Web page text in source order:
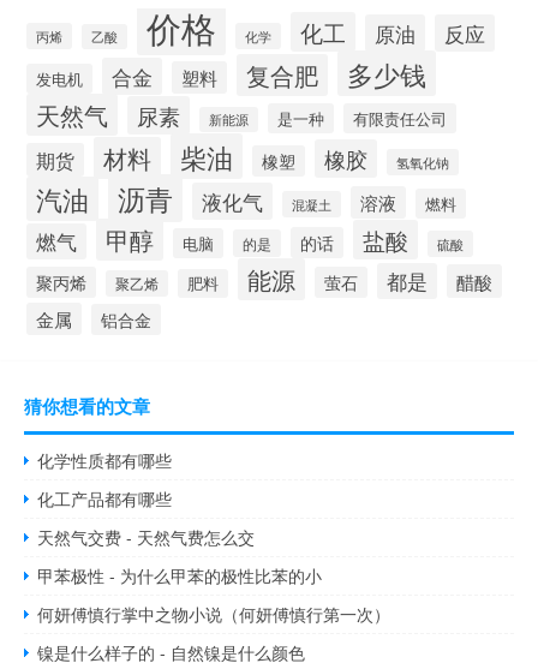
丙烯 乙酸 价格 化学 化工 原油 反应
发电机 合金 塑料 复合肥 多少钱
天然气 尿素 新能源 是一种 有限责任公司
期货 材料 柴油 橡塑 橡胶 氢氧化钠
汽油 沥青 液化气 混凝土 溶液 燃料
燃气 甲醇 电脑 的是 的话 盐酸 硫酸
聚丙烯 聚乙烯 肥料 能源 萤石 都是 醋酸
金属 铝合金
猜你想看的文章
化学性质都有哪些
化工产品都有哪些
天然气交费 - 天然气费怎么交
甲苯极性 - 为什么甲苯的极性比苯的小
何妍傅慎行掌中之物小说（何妍傅慎行第一次）
镍是什么样子的 - 自然镍是什么颜色